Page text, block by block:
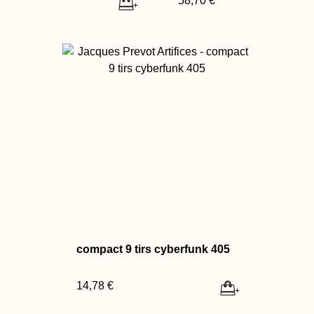
+
compact 9 tirs cyberfunk 405
14,78 € +